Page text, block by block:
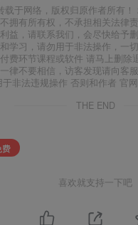
载于网络，版权归原作者所有
拥有所有权，不承担相关法律
益，请联系我们，会尽快给予
学习，请勿用于非法操作，一
费环节课程或软件 请马上删除
律不要相信，访客发现请向客
非法违规操作 否则和作者 官
THE END
费
喜欢就支持一下吧